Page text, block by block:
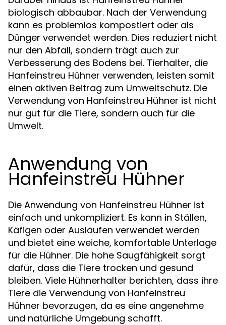
biologisch abbaubar. Nach der Verwendung
kann es problemlos kompostiert oder als
Dünger verwendet werden. Dies reduziert nicht
nur den Abfall, sondern trägt auch zur
Verbesserung des Bodens bei. Tierhalter, die
Hanfeinstreu Hühner verwenden, leisten somit
einen aktiven Beitrag zum Umweltschutz. Die
Verwendung von Hanfeinstreu Hühner ist nicht
nur gut für die Tiere, sondern auch für die
Umwelt.
Anwendung von
Hanfeinstreu Hühner
Die Anwendung von Hanfeinstreu Hühner ist
einfach und unkompliziert. Es kann in Ställen,
Käfigen oder Ausläufen verwendet werden
und bietet eine weiche, komfortable Unterlage
für die Hühner. Die hohe Saugfähigkeit sorgt
dafür, dass die Tiere trocken und gesund
bleiben. Viele Hühnerhalter berichten, dass ihre
Tiere die Verwendung von Hanfeinstreu
Hühner bevorzugen, da es eine angenehme
und natürliche Umgebung schafft.